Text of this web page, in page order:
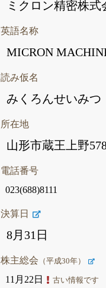
ミクロン精密株式
英語名称
MICRON
読み仮名
みくろんせいみつ
所在地
山形市蔵王上野
電話番号
023(688)8111
決算日
8月31日
株主総会 （平成30年）
11月22日 古い情報です